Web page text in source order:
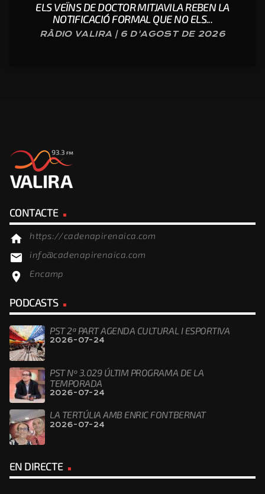
ELS VEÏNS DE DOCTOR MITJAVILA REBEN LA
NOTIFICACIÓ FORMAL QUE NO ELS...
RÀDIO VALIRA | 6 D'AGOST DE 2026
CONTACTE
home https://cadenapirenaica.com
email info@cadenapirenaica.com
location_on Encamp
PODCASTS
PST 2ª PART AGENDA CULTURAL I ESPORTIVA
2026-07-24
PST Nº 3.029 ÚLTIM PROGRAMA DE LA
TEMPORADA
2026-07-24
LA TERTÚLIA AMB ENRIC FONTBERNAT
2026-07-24
EN DIRECTE